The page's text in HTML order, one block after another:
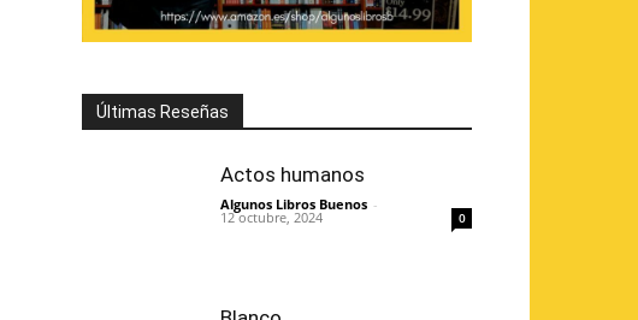
Últimas Reseñas
Actos humanos
Algunos Libros Buenos -
12 octubre, 2024 0